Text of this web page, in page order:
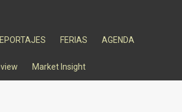
FERIAS AGENDA
Market Insight